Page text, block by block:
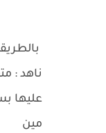
ناهد :
عليها
مين